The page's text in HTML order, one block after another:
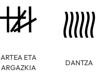
ARTEA ETA
ARGAZKIA
DANTZA